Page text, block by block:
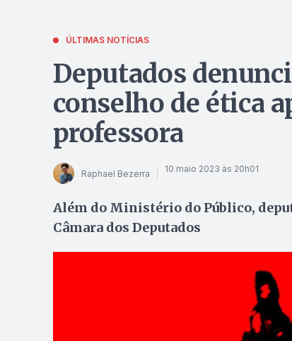
ÚLTIMAS NOTÍCIAS
Deputados
conselho de ética
professora
Raphael Bezerra 10 maio 2023 às 20h01
Além do Ministério do Público,
Câmara dos Deputados